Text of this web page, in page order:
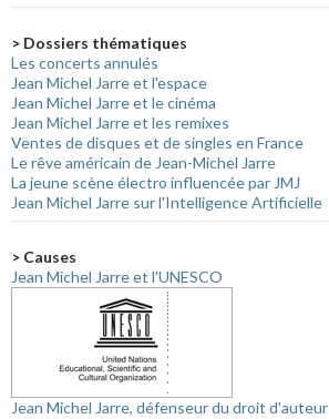
> Dossiers thématiques
Les concerts annulés
Jean Michel Jarre et l'espace
Jean Michel Jarre et le cinéma
Jean Michel Jarre et les remixes
Ventes de disques et de singles en France
Le rêve américain de Jean-Michel Jarre
La jeune scène électro influencée par JMJ
Jean Michel Jarre sur l'Intelligence Artificielle
> Causes
Jean Michel Jarre et l'UNESCO
Jean Michel Jarre, défenseur du droit d'auteur